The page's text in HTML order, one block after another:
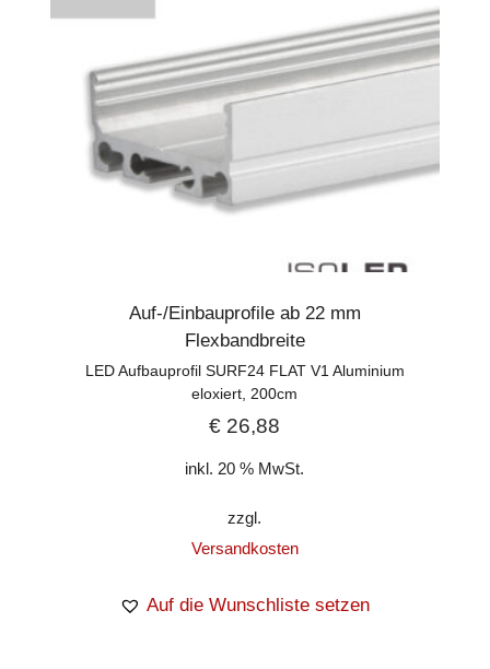
Auf-/Einbauprofile ab 22 mm
Flexbandbreite
LED Aufbauprofil SURF24 FLAT V1 Aluminium
eloxiert, 200cm
€ 26,88
inkl. 20 % MwSt.
zzgl.
Versandkosten
Auf die Wunschliste setzen